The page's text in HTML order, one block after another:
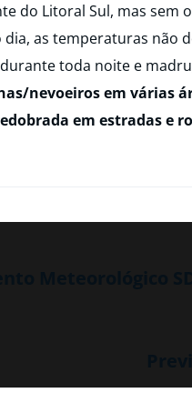
do Litoral Sul, mas sem
as temperaturas não
toda noite e
nevoeiros em várias
em estradas e